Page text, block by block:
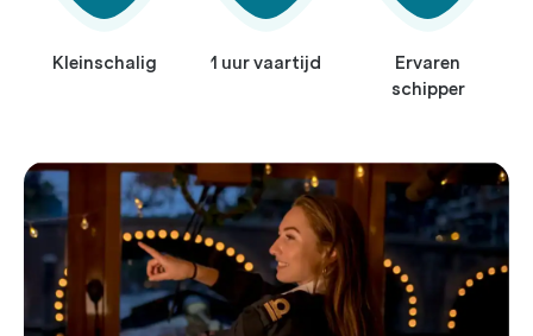
Kleinschalig 1 uur vaartijd
Ervaren
schipper